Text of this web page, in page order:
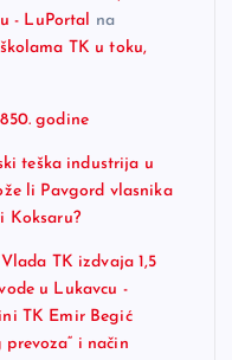
- LuPortal na
TK u toku,
godine
teška industrija u
li Pavgord vlasnika
Koksaru?
TK izdvaja 1,5
u Lukavcu -
TK Emir Begić
i način